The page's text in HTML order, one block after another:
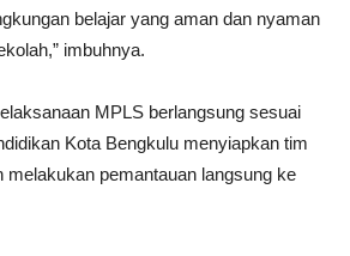
belajar yang aman dan nyaman
imbuhnya.
MPLS berlangsung sesuai
Kota Bengkulu menyiapkan tim
melakukan pemantauan langsung ke